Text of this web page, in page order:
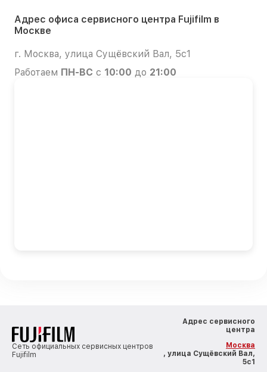
Адрес офиса сервисного центра Fujifilm в
Москве
г. Москва, улица Сущёвский Вал, 5с1
Работаем ПН-ВС с 10:00 до 21:00
Сеть официальных сервисных центров
Fujifilm
Адрес сервисного
центра
Москва
, улица Сущёвский Вал,
5с1